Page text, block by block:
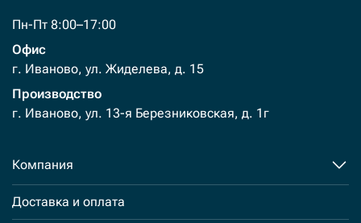
Пн-Пт 8:00–17:00
Офис
г. Иваново, ул. Жиделева, д. 15
Производство
г. Иваново, ул. 13-я Березниковская, д. 1г
Компания
Доставка и оплата